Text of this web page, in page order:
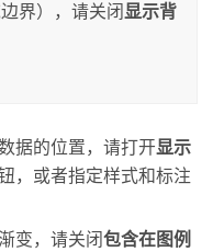
界），请关闭显示背
据的位置，请打开显示
，或者指定样式和标注
变，请关闭包含在图例